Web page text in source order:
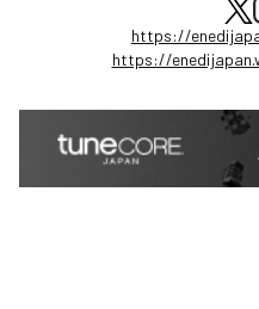
https://
https://